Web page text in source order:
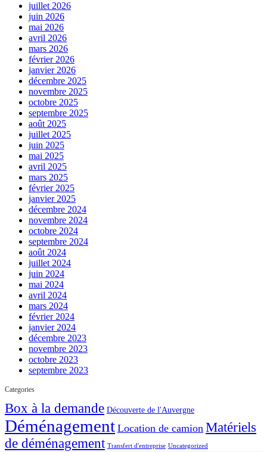
juillet 2026
juin 2026
mai 2026
avril 2026
mars 2026
février 2026
janvier 2026
décembre 2025
novembre 2025
octobre 2025
septembre 2025
août 2025
juillet 2025
juin 2025
mai 2025
avril 2025
mars 2025
février 2025
janvier 2025
décembre 2024
novembre 2024
octobre 2024
septembre 2024
août 2024
juillet 2024
juin 2024
mai 2024
avril 2024
mars 2024
février 2024
janvier 2024
décembre 2023
novembre 2023
octobre 2023
septembre 2023
Categories
Box à la demande Découverte de l'Auvergne
Déménagement Location de camion Matériels
de déménagement Transfert d'entreprise Uncategorized